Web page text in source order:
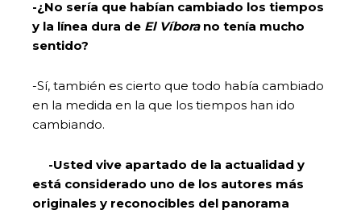
-¿No sería que habían cambiado los tiempos
y la línea dura de El Víborano tenía mucho
sentido?
-Sí, también es cierto que todo había cambiado
en la medida en la que los tiempos han ido
cambiando.
-Usted vive apartado de la actualidad y
está considerado uno de los autores más
originales y reconocibles del panorama